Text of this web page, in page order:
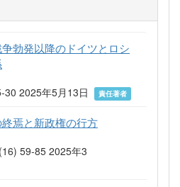
勃発以降のドイツとロシ
30 2025年5月13日
責任著者
焉と新政権の行方
59-85 2025年3